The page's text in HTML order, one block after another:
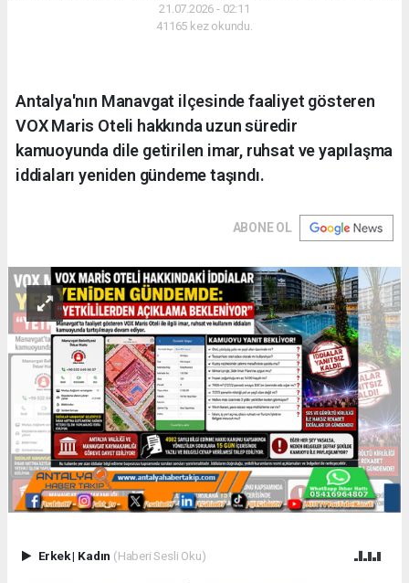
21.07.2026 - 02:11
41165 kez okundu.
Antalya'nın Manavgat ilçesinde faaliyet gösteren
VOX Maris Oteli hakkında uzun süredir
kamuoyunda dile getirilen imar, ruhsat ve yapılaşma
iddiaları yeniden gündeme taşındı.
ABONE OL
Erkek| Kadın (Haberi Sesli Oku)